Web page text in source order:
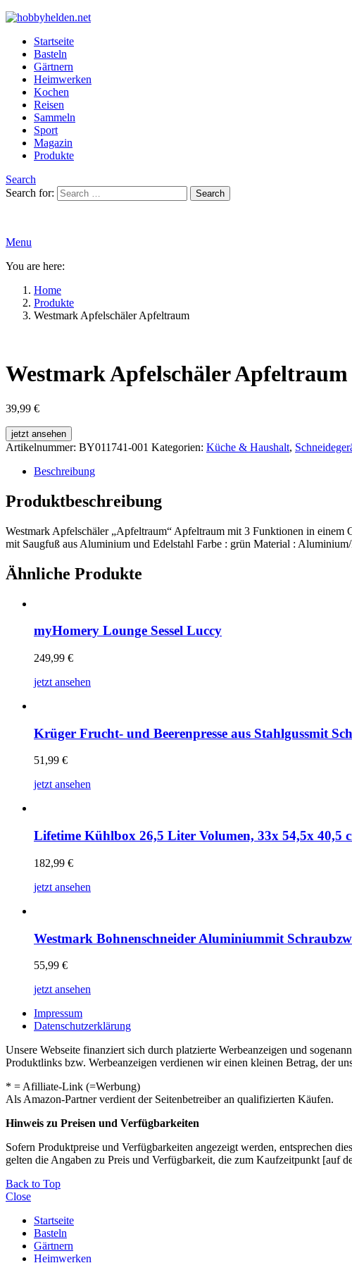
Startseite
Basteln
Gärtnern
Heimwerken
Kochen
Reisen
Sammeln
Sport
Magazin
Produkte
Search
Search for:
Search
Menu
You are here:
Home
Produkte
Westmark Apfelschäler Apfeltraum
Westmark Apfelschäler Apfeltraum
39,99 €
jetzt ansehen
Artikelnummer: BY011741-001 Kategorien: Küche & Haushalt,
Beschreibung
Produktbeschreibung
Westmark Apfelschäler „Apfeltraum“ Apfeltraum mit 3 Funktionen in einem
mit Saugfuß aus Aluminium und Edelstahl Farbe : grün Material :
Ähnliche Produkte
myHomery Lounge Sessel Luccy
249,99 €
jetzt ansehen
Krüger Frucht- und Beerenpresse aus Stahlgussmit
51,99 €
jetzt ansehen
Lifetime Kühlbox 26,5 Liter Volumen, 33x 54,5x 40,5
182,99 €
jetzt ansehen
Westmark Bohnenschneider Aluminiummit
55,99 €
jetzt ansehen
Impressum
Datenschutzerklärung
Unsere Webseite finanziert sich durch platzierte Werbeanzeigen und
Produktlinks bzw. Werbeanzeigen verdienen wir einen kleinen Betrag, der
* = Afilliate-Link (=Werbung)
Als Amazon-Partner verdient der Seitenbetreiber an qualifizierten Käufen.
Hinweis zu Preisen und Verfügbarkeiten
Sofern Produktpreise und Verfügbarkeiten angezeigt werden, entsprechen
gelten die Angaben zu Preis und Verfügbarkeit, die zum Kaufzeitpunkt [auf
Back to Top
Close
Startseite
Basteln
Gärtnern
Heimwerken